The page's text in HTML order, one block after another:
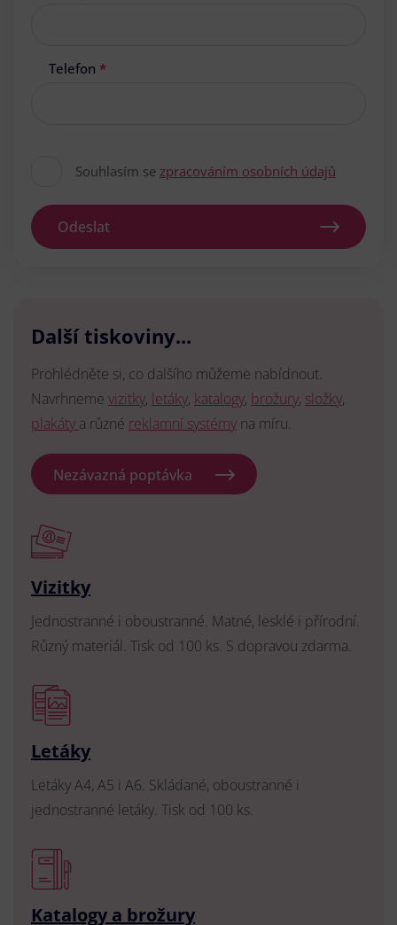
Telefon *
Souhlasím se zpracováním osobních údajů
Odeslat
Další tiskoviny...
Prohlédněte si, co dalšího můžeme nabídnout.
Navrhneme vizitky, letáky, katalogy, brožury, složky,
plakáty a různé reklamní systémy na míru.
Nezávazná poptávka
Vizitky
Jednostranné i oboustranné. Matné, lesklé i přírodní.
Různý materiál. Tisk od 100 ks. S dopravou zdarma.
Letáky
Letáky A4, A5 i A6. Skládané, oboustranné i
jednostranné letáky. Tisk od 100 ks.
Katalogy a brožury